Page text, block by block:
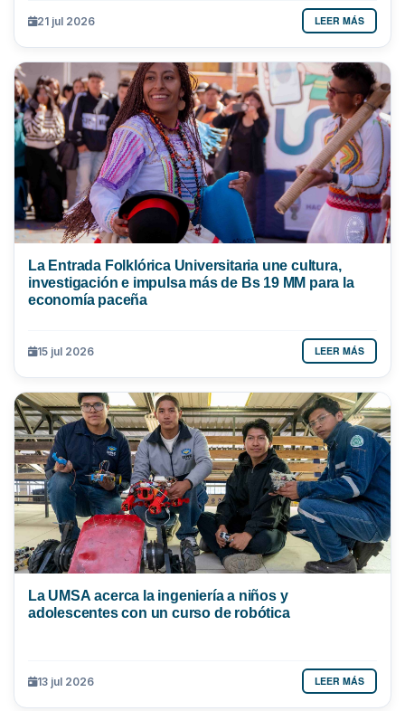
21 jul 2026 LEER MÁS
La Entrada Folklórica Universitaria une cultura,
investigación e impulsa más de Bs 19 MM para la
economía paceña
15 jul 2026 LEER MÁS
La UMSA acerca la ingeniería a niños y
adolescentes con un curso de robótica
13 jul 2026 LEER MÁS